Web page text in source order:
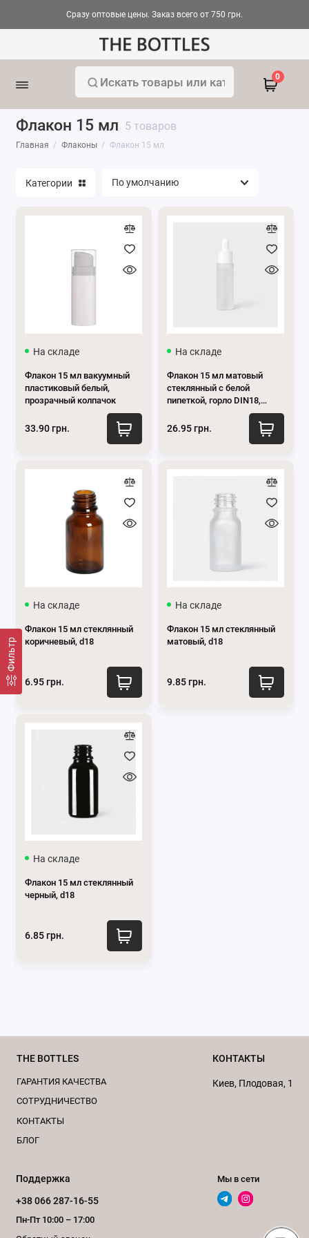
Сразу оптовые цены. Заказ всего от 750 грн.
0
Флакон 15 мл 5 товаров
Главная Флаконы Флакон 15 мл
Фильтр
Вакуумные флаконы
Стеклянные косметические флаконы
Флакон 10 мл
Флакон 15 мл
Флакон 30 мл
Показать все
Категории
На складе
Флакон 15 мл вакуумный
пластиковый белый,
прозрачный колпачок
33.90 грн.
На складе
Флакон 15 мл матовый
стеклянный с белой
пипеткой, горло DIN18,
26.95 грн.
На складе
Флакон 15 мл стеклянный
коричневый, d18
6.95 грн.
На складе
Флакон 15 мл стеклянный
матовый, d18
9.85 грн.
На складе
Флакон 15 мл стеклянный
черный, d18
6.85 грн.
THE BOTTLES
ГАРАНТИЯ КАЧЕСТВА
CОТРУДНИЧЕСТВО
КОНТАКТЫ
БЛОГ
КОНТАКТЫ
Киев, Плодовая, 1
Поддержка
+38 066 287-16-55
Пн-Пт 10:00 – 17:00
Мы в сети